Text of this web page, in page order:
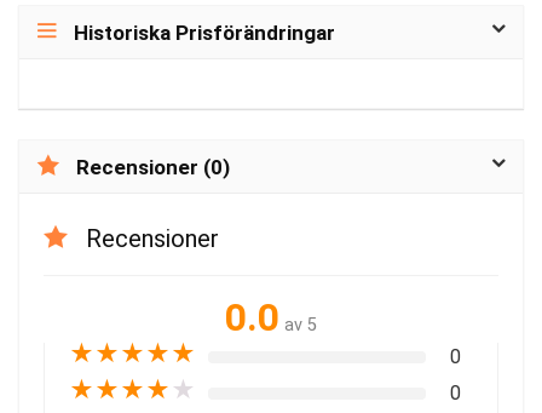
Historiska Prisförändringar
Recensioner (0)
Recensioner
0.0 av 5
★★★★★ 0
★★★★ ★ 0